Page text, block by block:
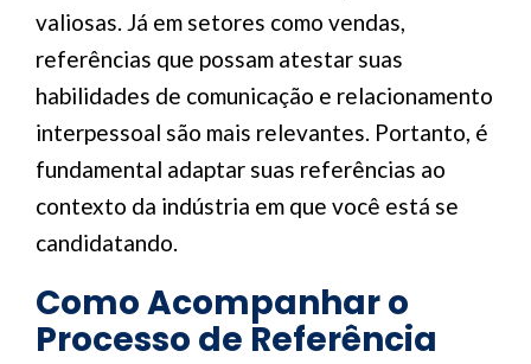
valiosas. Já em setores como vendas,
referências que possam atestar suas
habilidades de comunicação e relacionamento
interpessoal são mais relevantes. Portanto, é
fundamental adaptar suas referências ao
contexto da indústria em que você está se
candidatando.
Como Acompanhar o
Processo de Referência